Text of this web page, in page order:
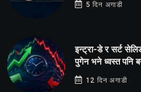
5 दिन अगाडी
इन्ट्रा-डे र सर्ट
पुगेन भने ध्वस्त पनि
12 दिन अगाडी